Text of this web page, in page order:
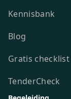
Kennisbank
Blog
Gratis checklist
TenderCheck